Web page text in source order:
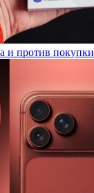
и против покупки